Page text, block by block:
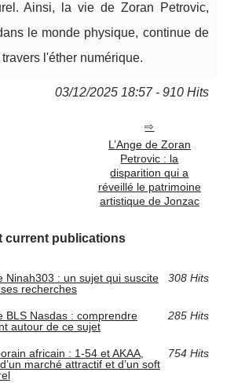
Ainsi, la vie de Zoran Petrovic,
le monde physique, continue de
l'éther numérique.
03/12/2025 18:57 - 910 Hits
L’Ange de Zoran
Petrovic : la
disparition qui a
réveillé le patrimoine
artistique de Jonzac
current publications
Ninah303 : un sujet qui suscite
recherches
308 Hits
BLS Nasdas : comprendre
autour de ce sujet
285 Hits
africain : 1-54 et AKAA,
marché attractif et d’un soft
754 Hits